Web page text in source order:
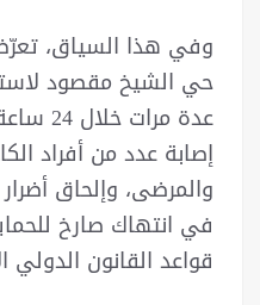
وفي هذا السياق،
حي الشيخ مقصود
عدة
إصابة عدد من أفراد
والمرضى، وإلحاق
في انتهاك صارخ
قواعد القانون